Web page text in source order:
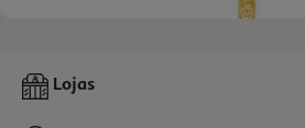
Sidra Vadia 0.33l
Lojas